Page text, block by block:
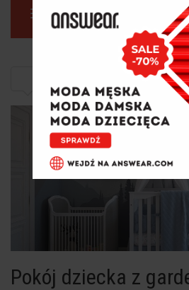
Manu
Dom Pokój
Pokój dziecka z